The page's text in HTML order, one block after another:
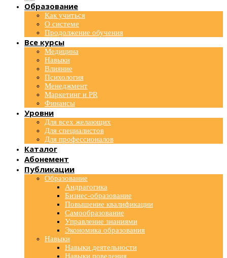
Образование
Как учиться
О системе
Продолжение обучения
Все курсы
Медицина
Навыки
Влияние
Психология
Менеджмент
Маркетинг и PR
Финансы
Уровни
Для всех желающих
Для специалистов
Для профессионалов
Каталог
Абонемент
Публикации
Образование
Андрагогика
Бизнес-образование
Повышение квалификации
Самообразование
Управление знаниями
Экономика образования
Навыки
Навыки деятельности
Навыки поведения